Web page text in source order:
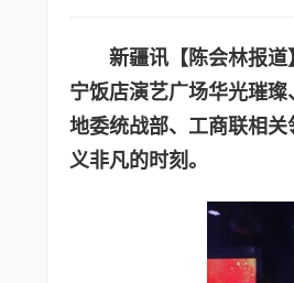
新疆讯【陈会林报道
宁饭店演艺广场华光璀
地委统战部、工商联相
义非凡的时刻。